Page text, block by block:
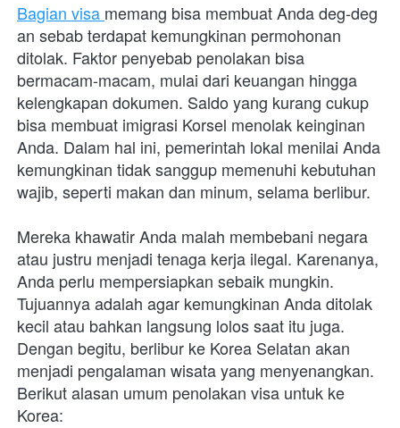
Bagian visa memang bisa membuat Anda deg-deg
an sebab terdapat kemungkinan permohonan
ditolak. Faktor penyebab penolakan bisa
bermacam-macam, mulai dari keuangan hingga
kelengkapan dokumen. Saldo yang kurang cukup
bisa membuat imigrasi Korsel menolak keinginan
Anda. Dalam hal ini, pemerintah lokal menilai Anda
kemungkinan tidak sanggup memenuhi kebutuhan
wajib, seperti makan dan minum, selama berlibur.
Mereka khawatir Anda malah membebani negara
atau justru menjadi tenaga kerja ilegal. Karenanya,
Anda perlu mempersiapkan sebaik mungkin.
Tujuannya adalah agar kemungkinan Anda ditolak
kecil atau bahkan langsung lolos saat itu juga.
Dengan begitu, berlibur ke Korea Selatan akan
menjadi pengalaman wisata yang menyenangkan.
Berikut alasan umum penolakan visa untuk ke
Korea: